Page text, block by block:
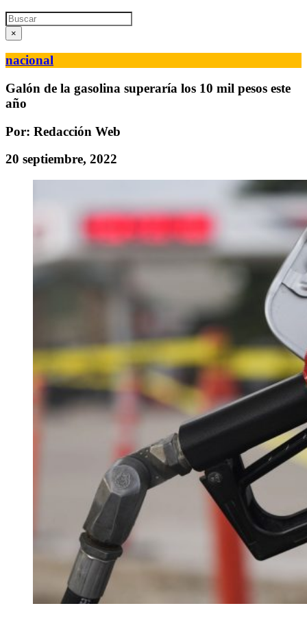
Search
×
nacional
Galón de la gasolina superaría los 10 mil pesos este
año
Por: Redacción Web
20 septiembre, 2022